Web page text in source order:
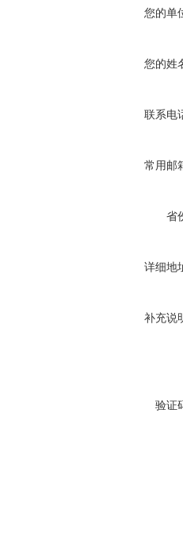
您的单
您的姓
联系电
常用邮
省
详细地
补充说
验证